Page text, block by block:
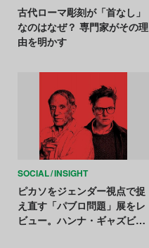
古代ローマ彫刻が「首なし」
なのはなぜ？ 専門家がその理
由を明かす
SOCIAL INSIGHT
ピカソをジェンダー視点で捉
え直す「パブロ問題」展をレ
ビュー。ハンナ・ギャズビー